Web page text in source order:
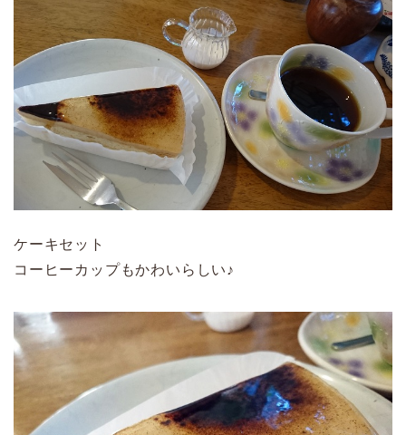
ケーキセット
コーヒーカップもかわいらしい♪